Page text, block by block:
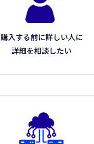
購入する前に詳しい人に
詳細を相談したい